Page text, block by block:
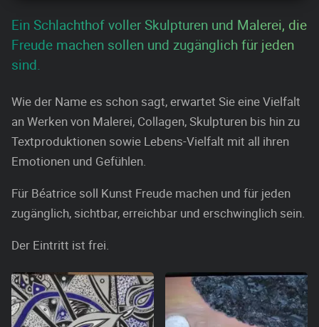
Ein Schlachthof voller Skulpturen und Malerei, die
Freude machen sollen und zugänglich für jeden
sind.
Wie der Name es schon sagt, erwartet Sie eine Vielfalt
an Werken von Malerei, Collagen, Skulpturen bis hin zu
Textproduktionen sowie Lebens-Vielfalt mit all ihren
Emotionen und Gefühlen.
Für Béatrice soll Kunst Freude machen und für jeden
zugänglich, sichtbar, erreichbar und erschwinglich sein.
Der Eintritt ist frei.